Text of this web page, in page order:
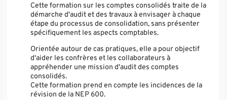
Cette formation sur les comptes consolidés traite de la
démarche d'audit et des travaux à envisager à chaque
étape du processus de consolidation, sans présenter
spécifiquement les aspects comptables.
Orientée autour de cas pratiques, elle a pour objectif
d'aider les confrères et les collaborateurs à
appréhender une mission d'audit des comptes
consolidés.
Cette formation prend en compte les incidences de la
révision de la NEP 600.